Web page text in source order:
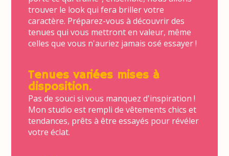
trouver le look qui fera briller votre
caractère. Préparez-vous à découvrir des
tenues qui vous mettront en valeur, même
celles que vous n'auriez jamais osé essayer !
Tenues variées mises à
disposition.
Pas de souci si vous manquez d'inspiration !
Mon studio est rempli de vêtements chics et
tendances, prêts à être essayés pour révéler
votre éclat.